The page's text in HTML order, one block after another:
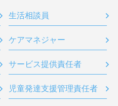
生活相談員
ケアマネジャー
サービス提供責任者
児童発達支援管理責任者